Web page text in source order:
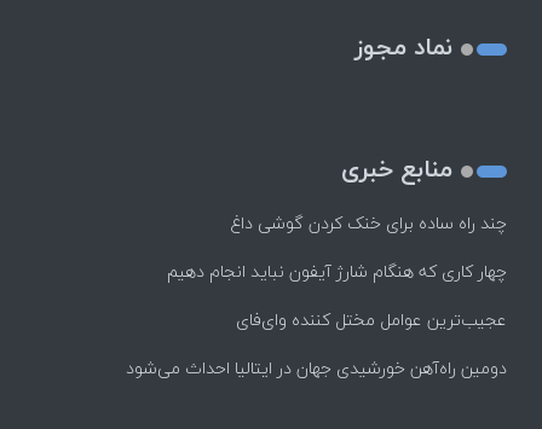
نماد مجوز
منابع خبری
چند راه‌ ساده برای خنک کردن گوشی داغ
چهار کاری که هنگام شارژ آیفون نباید انجام دهیم
عجیب‌ترین عوامل مختل کننده وای‌فای
دومین راه‌آهن خورشیدی جهان در ایتالیا احداث می‌شود